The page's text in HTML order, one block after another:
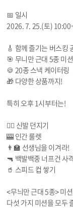
📅 일시
2026. 7. 25.(토)
🎸 함께 즐기는 버스킹
🎯 무니만 근대 5종 미션
🍪 20종 스낵 케이터링
🎁 다양한 상품까지!
특히 오후 1시부터는!
🏃‍♂️ 신발 던지기
🎰 인간 룰렛
👨‍🏫 선생님을 이겨라!
🔫 백발백중 너프건 사격
🥤 스피드 컵 쌓기
<무늬만 근대 5종> 미
다섯 가지 미션을 모두